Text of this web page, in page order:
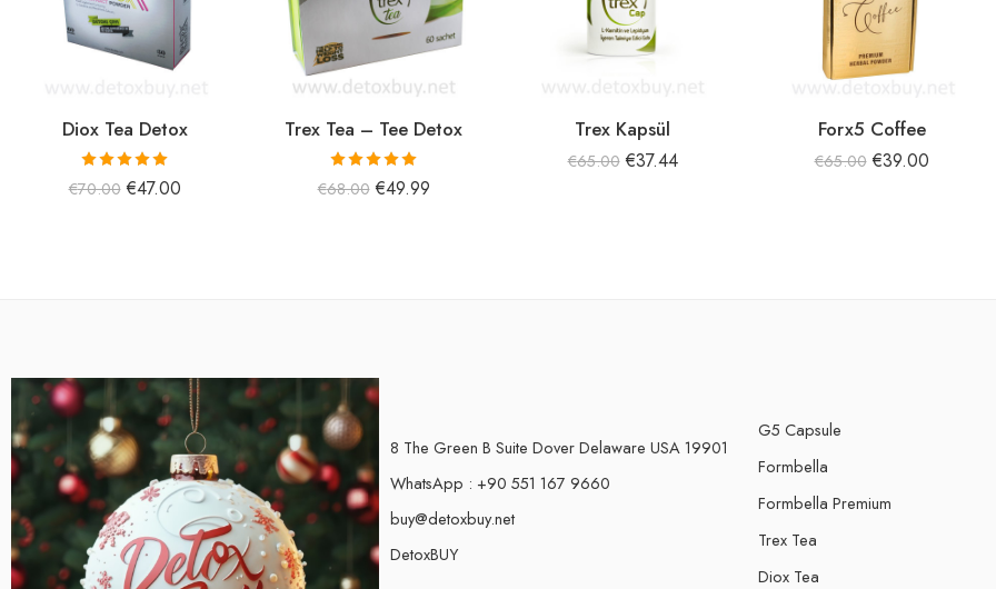
Diox Tea Detox
5 üzerinden
5.00oy aldı
€70.00 €47.00
Trex Tea – Tee Detox
5 üzerinden
5.00oy aldı
€68.00 €49.99
Trex Kapsül
€65.00 €37.44
Forx5 Coffee
€65.00 €39.00
8 The Green B Suite Dover Delaware USA 19901
WhatsApp : +90 551 167 9660
buy@detoxbuy.net
DetoxBUY
G5 Capsule
Formbella
Formbella Premium
Trex Tea
Diox Tea